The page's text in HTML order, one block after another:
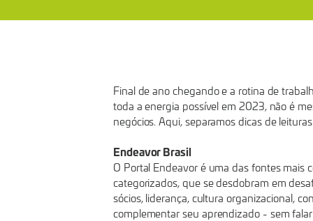
Final de ano chegando e a rotina de
toda a energia possível em 2023, não é
negócios. Aqui, separamos dicas de
Endeavor Brasil
O Portal Endeavor é uma das fontes mais
categorizados, que se desdobram em
sócios, liderança, cultura organizacional,
complementar seu aprendizado - sem